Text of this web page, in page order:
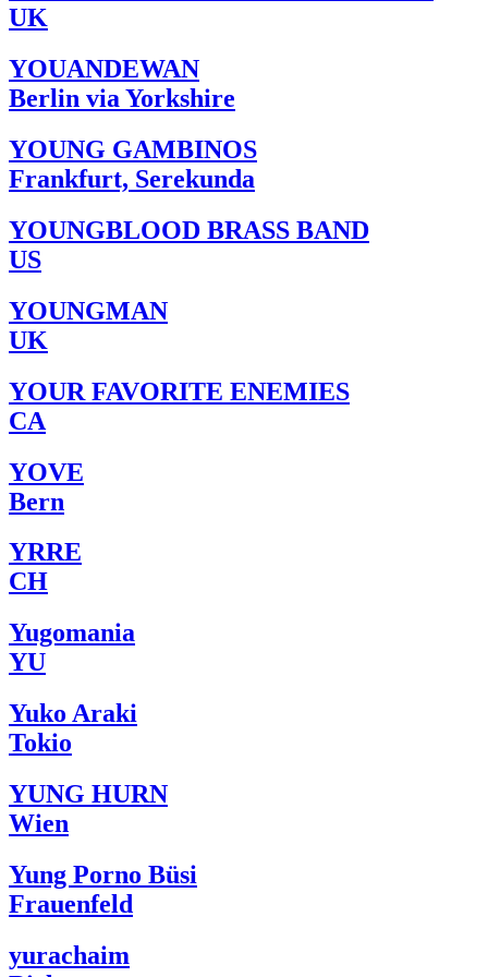
UK
YOUANDEWAN
Berlin via Yorkshire
YOUNG GAMBINOS
Frankfurt, Serekunda
YOUNGBLOOD BRASS BAND
US
YOUNGMAN
UK
YOUR FAVORITE ENEMIES
CA
YOVE
Bern
YRRE
CH
Yugomania
YU
Yuko Araki
Tokio
YUNG HURN
Wien
Yung Porno Büsi
Frauenfeld
yurachaim